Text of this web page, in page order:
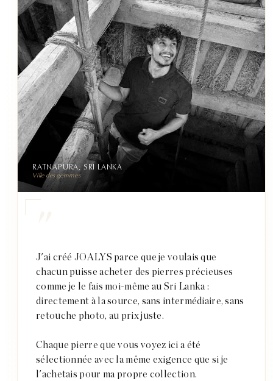
J'ai créé JOALYS parce que je voulais que
chacun puisse acheter des pierres précieuses
comme je le fais moi-même au Sri Lanka :
directement à la source, sans intermédiaire, sans
retouche photo, au prix juste.
Chaque pierre que vous voyez ici a été
sélectionnée avec la même exigence que si je
l'achetais pour ma propre collection.
RATNAPURA, SRI LANKA
Ville des gemmes